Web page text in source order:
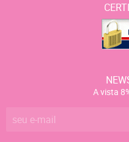
A vista